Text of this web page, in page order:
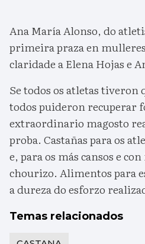
Ana María Alonso, do
primeira praza en
claridade a Elena Hojas e
Se todos os atletas
todos puideron recuperar
extraordinario magosto
proba. Castañas para os
e, para os más cansos e
chourizo. Alimentos para
a dureza do esforzo
Temas relacionados